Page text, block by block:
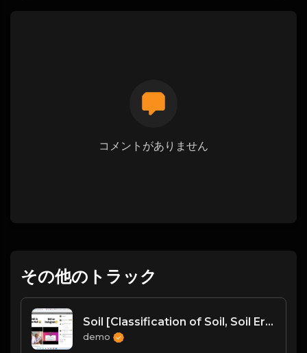
コメントがありません
その他のトラック
Soil [Classification of Soil, Soil Erosion, Soil Conservation]
demo